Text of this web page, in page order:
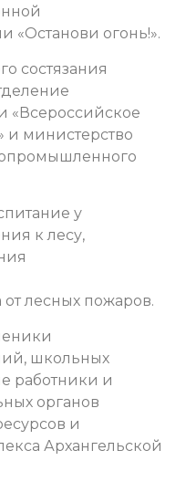
«Останови огонь!».
состязания
«Всероссийское
и министерство
у
к лесу,
от лесных пожаров.
школьных
работники и
органов
и
Архангельской